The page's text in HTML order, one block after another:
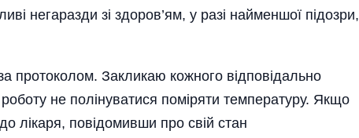
негаразди зі здоров’ям, у разі найменшої підозри,
протоколом. Закликаю кожного відповідально
не полінуватися поміряти температуру. Якщо
лікаря, повідомивши про свій стан